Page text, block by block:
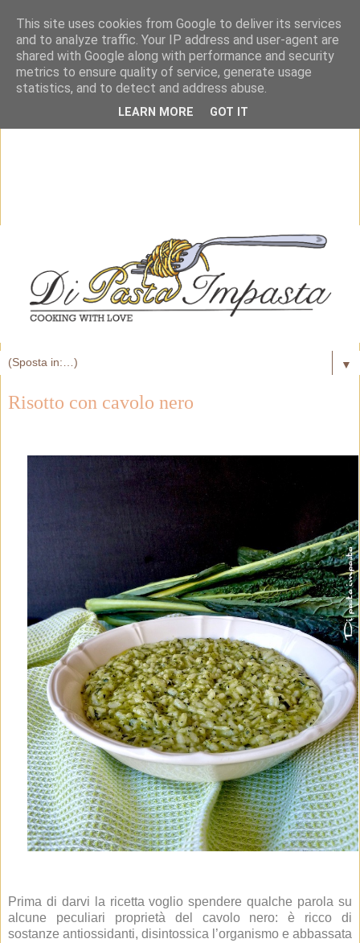
▼
Risotto con cavolo nero
Prima di darvi la ricetta voglio spendere qualche parola su
alcune peculiari proprietà del cavolo nero: è ricco di
sostanze antiossidanti, disintossica l’organismo e abbassata
This site uses cookies from Google to deliver its services
and to analyze traffic. Your IP address and user-agent are
shared with Google along with performance and security
metrics to ensure quality of service, generate usage
statistics, and to detect and address abuse.
LEARN MORE GOT IT